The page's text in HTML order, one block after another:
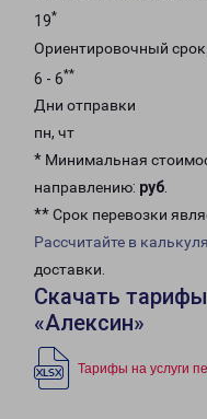
19*
Ориентировочный срок
6 - 6**
Дни отправки
пн, чт
* Минимальная
направлению: руб.
** Срок перевозки
Рассчитайте в
доставки.
Скачать
«Алексин»
Тарифы на услуги